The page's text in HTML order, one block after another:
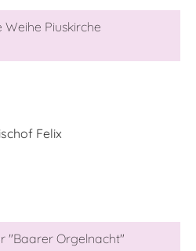
Piuskirche
Felix
"Baarer Orgelnacht"